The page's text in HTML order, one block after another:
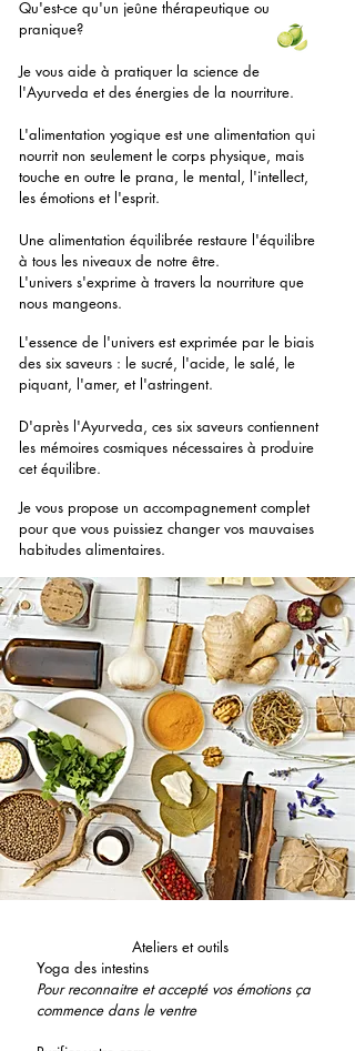
Qu'est-ce qu'un jeûne thérapeutique ou
pranique?
Je vous aide à pratiquer la science de
l'Ayurveda et des énergies de la nourriture.
L'alimentation yogique est une alimentation qui
nourrit non seulement le corps physique, mais
touche en outre le prana, le mental, l'intellect,
les émotions et l'esprit.
Une alimentation équilibrée restaure l'équilibre
à tous les niveaux de notre être.
L'univers s'exprime à travers la nourriture que
nous mangeons.
L'essence de l'univers est exprimée par le biais
des six saveurs : le sucré, l'acide, le salé, le
piquant, l'amer, et l'astringent.
D'après l'Ayurveda, ces six saveurs contiennent
les mémoires cosmiques nécessaires à produire
cet équilibre.
Je vous propose un accompagnement complet
pour que vous puissiez changer vos mauvaises
habitudes alimentaires.
Ateliers et outils
Yoga des intestins
Pour reconnaitre et accepté vos émotions ça
commence dans le ventre